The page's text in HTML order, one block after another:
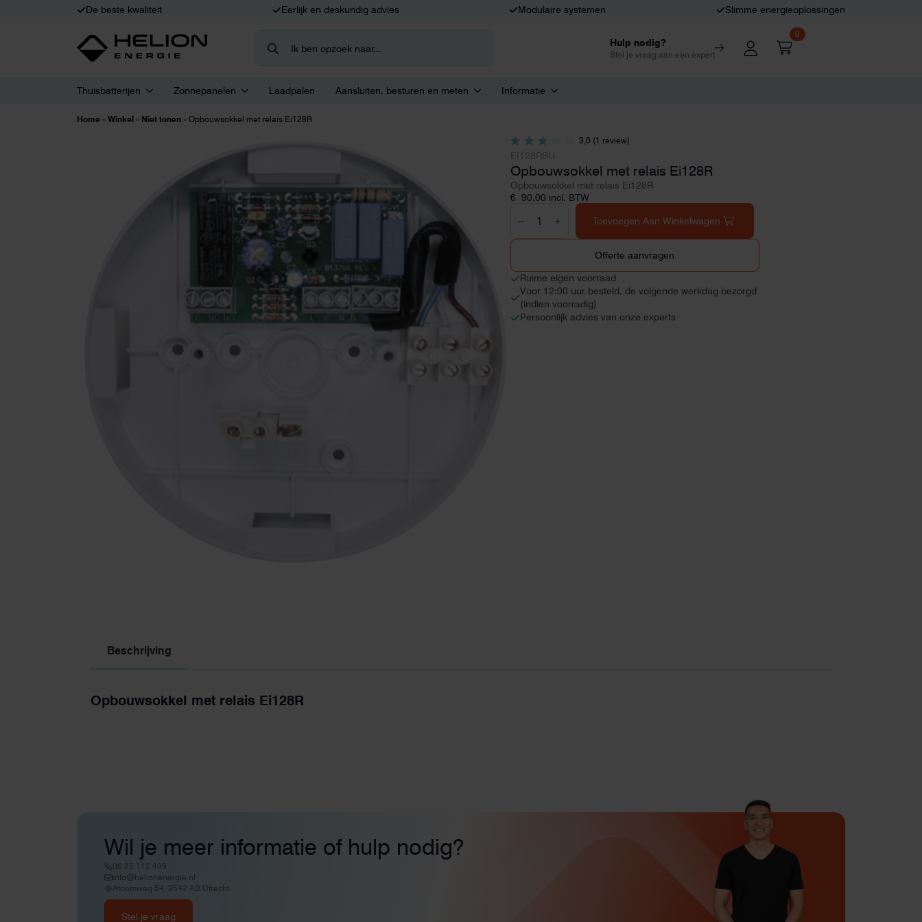
De beste kwaliteit Eerlijk en deskundig advies Modulaire systemen Slimme energieoplossingen
for:
Hulp nodig?
Stel je vraag aan een expert
0
Thuisbatterijen Zonnepanelen Laadpalen Aansluiten, besturen en meten Informatie
Home » Winkel » Niet tonen » Opbouwsokkel met relais Ei128R
3,0 (1 review)
Opbouwsokkel met relais Ei128R
Opbouwsokkel met relais Ei128R
€ 90,00 incl. BTW
Opbouwsokkel
met
Ei128R
Toevoegen Aan Winkelwagen
Offerte aanvragen
Ruime eigen voorraad
Voor 12:00 uur besteld, de volgende werkdag bezorgd
(indien voorradig)
Persoonlijk advies van onze experts
Beschrijving
Opbouwsokkel met relais Ei128R
Wil je meer informatie of hulp nodig?
06 25 112 439
info@helionenergie.nl
Atoomweg 54, 3542 AB Utrecht
Stel je vraag